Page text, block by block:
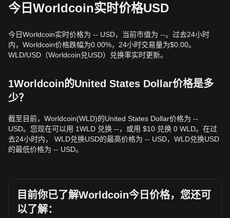
• 或者等待 Worldcoin 价格有效突破并站稳0.365 美元
之后，再顺势跟进。
• 如果 Worldcoin 价格向上突破0.342 美元，可能形成新的上
行结构。下一阶段目标价或为0.400 美元，随后为0.500 美
元。
动的身份叙事的长期逻辑仍然成立，允许在低波动时期逐步累
积。
市场洞察
从短期视角来看，过去 7 天内 Worldcoin 表现出高波动/盘整
的价格结构，市场情绪保持在谨慎至中性
区间。就中期结构分
析而言，Worldcoin 目前在 0.300 美元支撑与 0.365 美元 阻力
之间来回震荡。
如果 Worldcoin 价格跌破0.293 美元，下一目标价可能为
0.250 美元
市场共识
今日Worldcoin实时价格USD
今日Worldcoin实时价格为 -- USD，当前市值为 --。过去24小时
内，Worldcoin价格跌幅为0.00%，24小时交易量为$0.00。
WLD/USD（Worldcoin兑USD）兑换率实时更新。
1Worldcoin的United States Dollar价格是多
少？
截至目前，Worldcoin(WLD)的United States Dollar价格为 --
USD。您现在可以用 1WLD 兑换 --，或用 $10 兑换 0 WLD。在过
去24小时内， WLD兑换USD的最高价格为 -- USD，WLD兑换USD
的最低价格为 -- USD。
目前你已了解Worldcoin今日价格，您还可
以了解：